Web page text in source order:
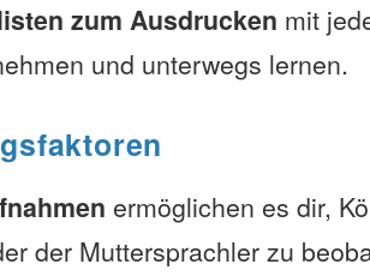
zum Ausdrucken mit
und unterwegs lernen.
ermöglichen es dir,
der Muttersprachler zu